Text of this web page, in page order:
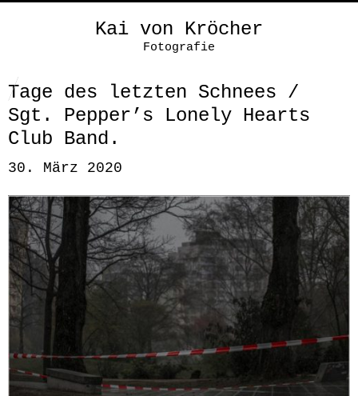
Kai von Kröcher
Fotografie
Tage des letzten Schnees /
Sgt. Pepper’s Lonely Hearts
Club Band.
30. März 2020